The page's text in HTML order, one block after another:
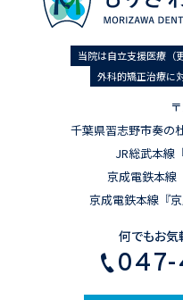
当院は自立支援医療（
外科的矯正治療に
千葉県習志野市奏
JR総武本線
京成電鉄本線
京成電鉄本線『
何でもお気
047-